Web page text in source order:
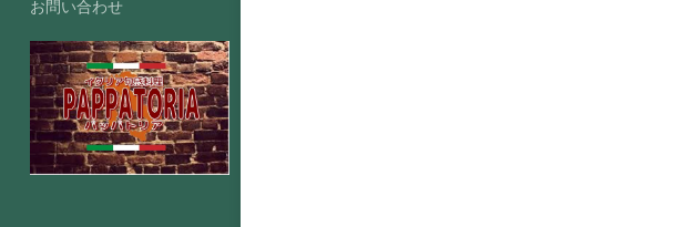
お問い合わせ